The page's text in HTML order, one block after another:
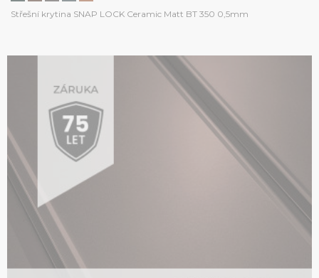
Střešní krytina SNAP LOCK Ceramic Matt BT 350 0,5mm